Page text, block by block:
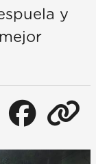
y